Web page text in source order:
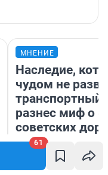
61
МНЕНИЕ
Наследие,
чудом не
транспортный
разнес миф о
советских